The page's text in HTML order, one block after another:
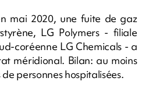
mai 2020, une fuite de gaz
LG Polymers - filiale
coréenne LG Chemicals - a
méridional. Bilan: au moins
personnes hospitalisées.